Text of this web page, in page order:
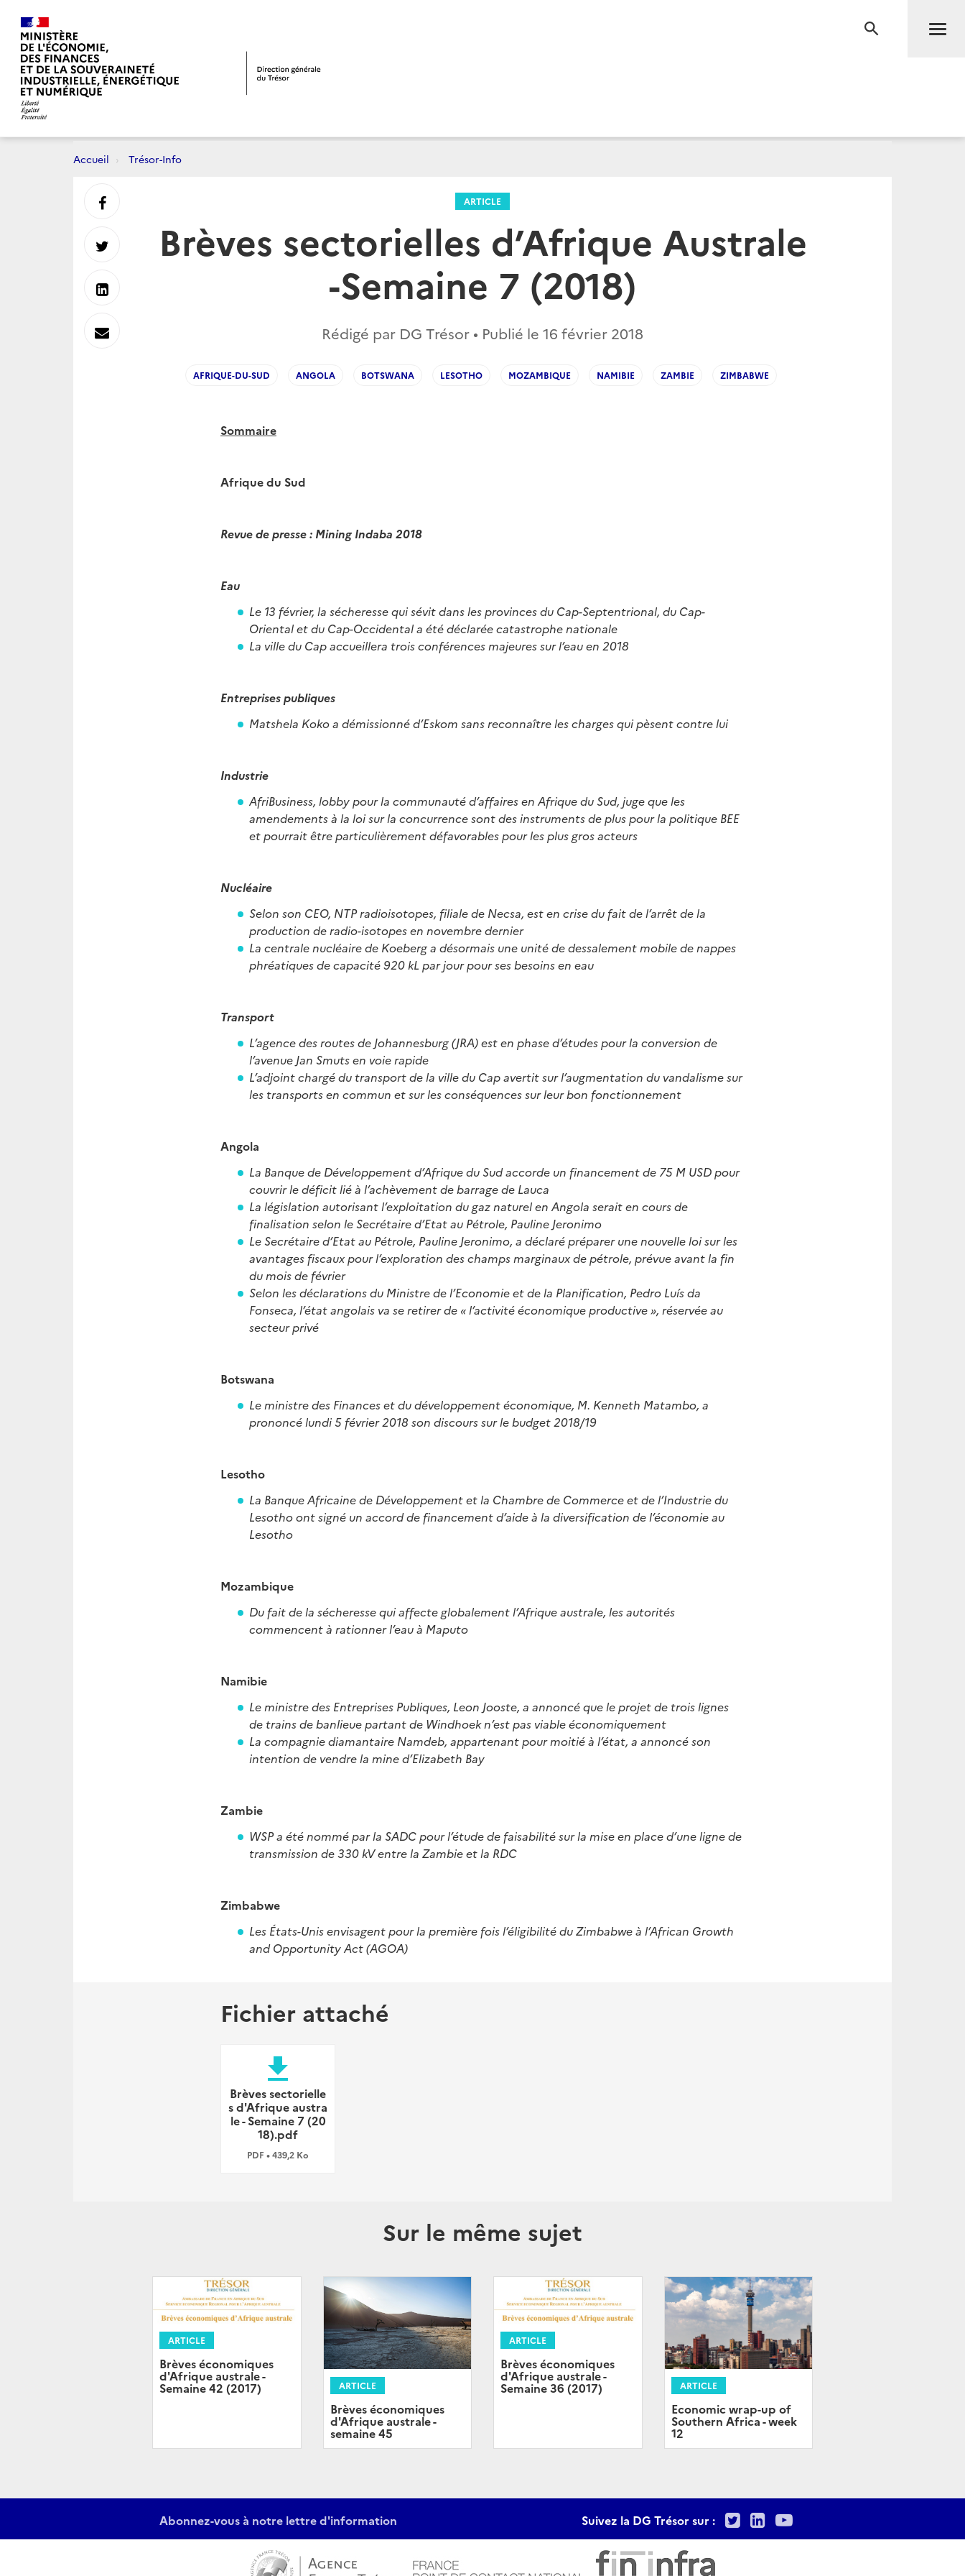
RECHERCHE
Accueil Trésor-Info
ARTICLE
Brèves sectorielles d’Afrique Australe
-Semaine 7 (2018)
Rédigé par DG Trésor • Publié le 16 février 2018
AFRIQUE-DU-SUD ANGOLA BOTSWANA LESOTHO MOZAMBIQUE NAMIBIE ZAMBIE ZIMBABWE
Sommaire
Afrique du Sud
Revue de presse : Mining Indaba 2018
Eau
Le 13 février, la sécheresse qui sévit dans les provinces du Cap-Septentrional, du Cap-
Oriental et du Cap-Occidental a été déclarée catastrophe nationale
La ville du Cap accueillera trois conférences majeures sur l’eau en 2018
Entreprises publiques
Matshela Koko a démissionné d’Eskom sans reconnaître les charges qui pèsent contre lui
Industrie
AfriBusiness, lobby pour la communauté d’affaires en Afrique du Sud, juge que les
amendements à la loi sur la concurrence sont des instruments de plus pour la politique BEE
et pourrait être particulièrement défavorables pour les plus gros acteurs
Nucléaire
Selon son CEO, NTP radioisotopes, filiale de Necsa, est en crise du fait de l’arrêt de la
production de radio-isotopes en novembre dernier
La centrale nucléaire de Koeberg a désormais une unité de dessalement mobile de nappes
phréatiques de capacité 920 kL par jour pour ses besoins en eau
Transport
L’agence des routes de Johannesburg (JRA) est en phase d’études pour la conversion de
l’avenue Jan Smuts en voie rapide
L’adjoint chargé du transport de la ville du Cap avertit sur l’augmentation du vandalisme sur
les transports en commun et sur les conséquences sur leur bon fonctionnement
Angola
La Banque de Développement d’Afrique du Sud accorde un financement de 75 M USD pour
couvrir le déficit lié à l’achèvement de barrage de Lauca
La législation autorisant l’exploitation du gaz naturel en Angola serait en cours de
finalisation selon le Secrétaire d’Etat au Pétrole, Pauline Jeronimo
Le Secrétaire d’Etat au Pétrole, Pauline Jeronimo, a déclaré préparer une nouvelle loi sur les
avantages fiscaux pour l’exploration des champs marginaux de pétrole, prévue avant la fin
du mois de février
Selon les déclarations du Ministre de l’Economie et de la Planification, Pedro Luís da
Fonseca, l’état angolais va se retirer de « l’activité économique productive », réservée au
secteur privé
Botswana
Le ministre des Finances et du développement économique, M. Kenneth Matambo, a
prononcé lundi 5 février 2018 son discours sur le budget 2018/19
Lesotho
La Banque Africaine de Développement et la Chambre de Commerce et de l’Industrie du
Lesotho ont signé un accord de financement d’aide à la diversification de l’économie au
Lesotho
Mozambique
Du fait de la sécheresse qui affecte globalement l’Afrique australe, les autorités
commencent à rationner l’eau à Maputo
Namibie
Le ministre des Entreprises Publiques, Leon Jooste, a annoncé que le projet de trois lignes
de trains de banlieue partant de Windhoek n’est pas viable économiquement
La compagnie diamantaire Namdeb, appartenant pour moitié à l’état, a annoncé son
intention de vendre la mine d’Elizabeth Bay
Zambie
WSP a été nommé par la SADC pour l’étude de faisabilité sur la mise en place d’une ligne de
transmission de 330 kV entre la Zambie et la RDC
Zimbabwe
Les États-Unis envisagent pour la première fois l’éligibilité du Zimbabwe à l’African Growth
and Opportunity Act (AGOA)
Fichier attaché
file_download
Brèves sectorielle
s d'Afrique austra
le - Semaine 7 (20
18).pdf
PDF • 439,2 Ko
Sur le même sujet
ARTICLE
Brèves économiques
d'Afrique australe -
Semaine 42 (2017) ARTICLE
Brèves économiques
d'Afrique australe -
semaine 45
ARTICLE
Brèves économiques
d'Afrique australe -
Semaine 36 (2017) ARTICLE
Economic wrap-up of
Southern Africa - week
12
Partager
sur
Partager
sur
Partager
sur
Envoyer
Abonnez-vous à notre lettre d'information Suivez la DG Trésor sur : TwitterLinkedIn
Youtube